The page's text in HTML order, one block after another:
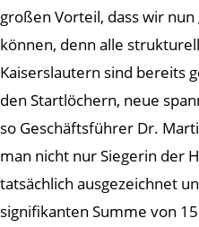
großen Vorteil, dass wir nun
können, denn alle
Kaiserslautern sind bereits
den Startlöchern, neue
so Geschäftsführer Dr.
man nicht nur Siegerin der
tatsächlich ausgezeichnet
signifikanten Summe von